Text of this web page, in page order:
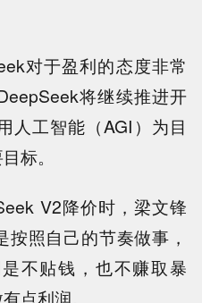
对于盈利的态度非常
将继续推进开
人工智能（AGI）为目
标。
V2降价时，梁文锋
照自己的节奏做事，
不贴钱，也不赚取暴